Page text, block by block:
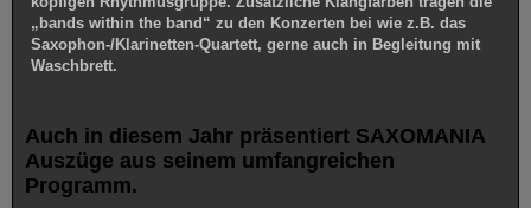
„bands within the band“ zu den Konzerten bei wie z.B. das
Saxophon-/Klarinetten-Quartett, gerne auch in Begleitung mit
Waschbrett.
Auch in diesem Jahr präsentiert SAXOMANIA
Auszüge aus seinem umfangreichen
Programm.